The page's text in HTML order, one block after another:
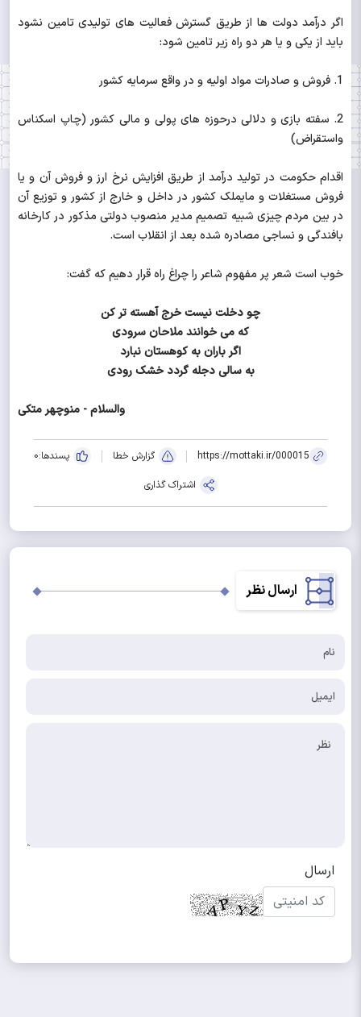
اگر درآمد دولت ها از طریق گسترش فعالیت های تولیدی تامین نشود
باید از یکی و یا هر دو راه زیر تامین شود:
1. فروش و صادرات مواد اولیه و در واقع سرمایه کشور
2. سفته بازی و دلالی درحوزه های پولی و مالی کشور (چاپ اسکناس
واستقراض)
اقدام حکومت در تولید درآمد از طریق افزایش نرخ ارز و فروش آن و یا
فروش مستغلات و مایملک کشور در داخل و خارج از کشور و توزیع آن
در بین مردم چیزی شبیه تصمیم مدیر منصوب دولتی مذکور در کارخانه
بافندگی و نساجی مصادره شده بعد از انقلاب است.
خوب است شعر پر مفهوم شاعر را چراغ راه قرار دهیم که گفت:
چو دخلت نیست خرج آهسته تر کن
که می خوانند ملاحان سرودی
اگر باران به کوهستان نبارد
به سالی دجله گردد خشک رودی
والسلام - منوچهر متکی
https://mottaki.ir/000015 گزارش خطا پسندها:0
اشتراک گذاری
ارسال نظر